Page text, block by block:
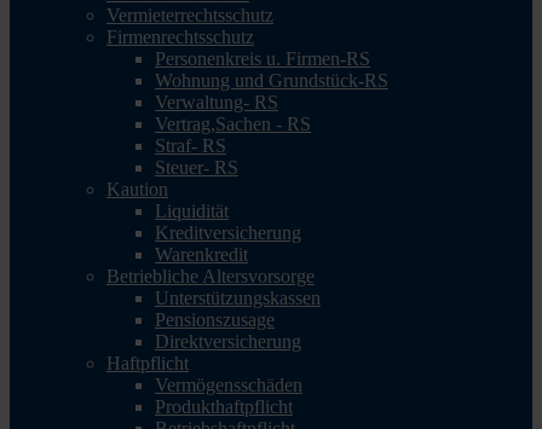
Vermieterrechtsschutz
Firmenrechtsschutz
Personenkreis u. Firmen-RS
Wohnung und Grundstück-RS
Verwaltung- RS
Vertrag,Sachen - RS
Straf- RS
Steuer- RS
Kaution
Liquidität
Kreditversicherung
Warenkredit
Betriebliche Altersvorsorge
Unterstützungskassen
Pensionszusage
Direktversicherung
Haftpflicht
Vermögensschäden
Produkthaftpflicht